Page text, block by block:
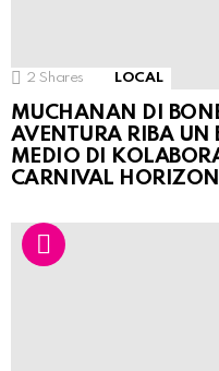
2 Shares LOCAL
MUCHANAN DI
AVENTURA RIBA UN
MEDIO DI
CARNIVAL